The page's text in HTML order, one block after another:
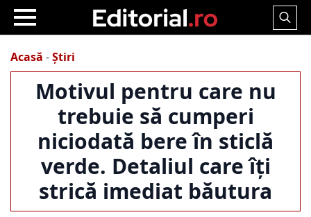
Search
Acasă -Știri
Motivul pentru care nu
trebuie să cumperi
niciodată bere în sticlă
verde. Detaliul care îți
strică imediat băutura